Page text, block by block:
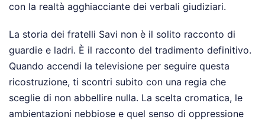
con la realtà agghiacciante dei verbali giudiziari.
La storia dei fratelli Savi non è il solito racconto di
guardie e ladri. È il racconto del tradimento definitivo.
Quando accendi la televisione per seguire questa
ricostruzione, ti scontri subito con una regia che
sceglie di non abbellire nulla. La scelta cromatica, le
ambientazioni nebbiose e quel senso di oppressione